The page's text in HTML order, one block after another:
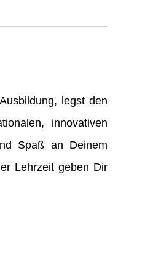
legst den
innovativen
Spaß an Deinem
Lehrzeit geben Dir